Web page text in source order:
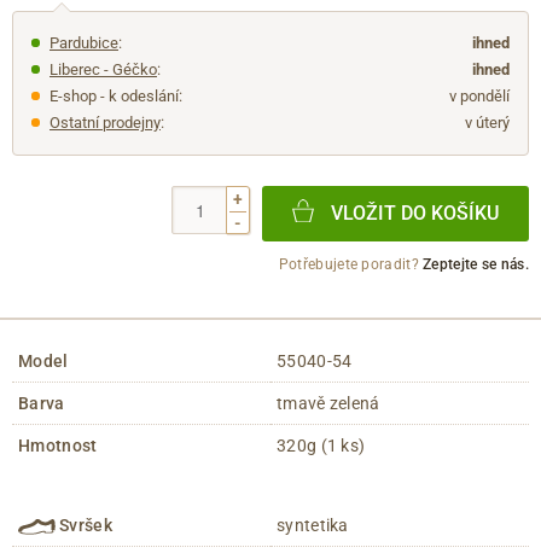
Pardubice:
ihned
Liberec - Géčko:
ihned
E-shop - k odeslání:
v pondělí
Ostatní prodejny: v úterý
+
-
VLOŽIT DO KOŠÍKU
Potřebujete poradit?Zeptejte se nás.
Model 55040-54
Barva tmavě zelená
Hmotnost 320g (1 ks)
Svršek syntetika